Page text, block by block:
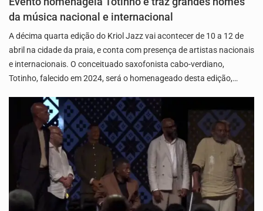
da música nacional e internacional
A décima quarta edição do Kriol Jazz vai acontecer de 10 a 12 de
abril na cidade da praia, e conta com presença de artistas nacionais
e internacionais. O conceituado saxofonista cabo-verdiano,
Totinho, falecido em 2024, será o homenageado desta edição,…